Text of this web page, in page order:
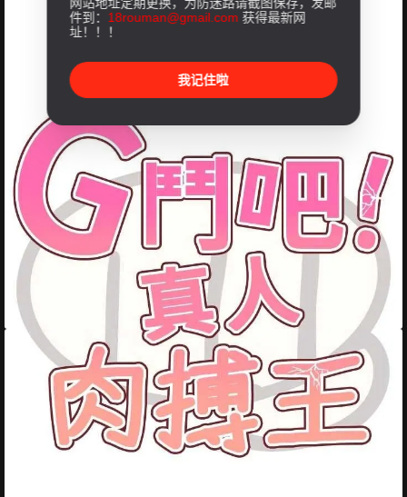
件到： 18rouman@gmail.com 获得最新网
址！！！
我记住啦